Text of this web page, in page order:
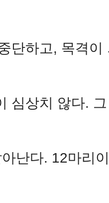
단하고, 목격
심상치 않다.
난다. 12마리